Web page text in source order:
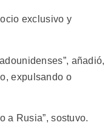
exclusivo y
añadió,
expulsando o
a Rusia”, sostuvo.